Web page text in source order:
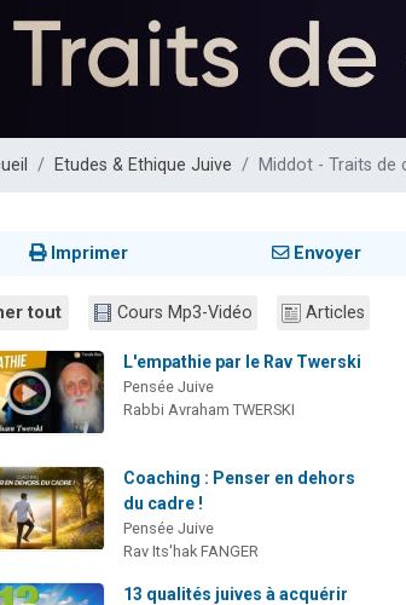
12 nouvelles
29 personnes
Etudes & Ethique Juive Middot - Traits de
Imprimer Envoyer
tout Cours Mp3-Vidéo Articles
L'empathie par le Rav Twerski
Pensée Juive
Rabbi Avraham TWERSKI
Coaching : Penser en dehors
du cadre !
Pensée Juive
Rav Its'hak FANGER
13 qualités juives à acquérir